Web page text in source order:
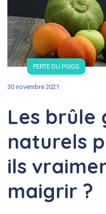
PERTE DU POIDS
30 novembre 2021
Les brûle
naturels
ils
maigrir ?